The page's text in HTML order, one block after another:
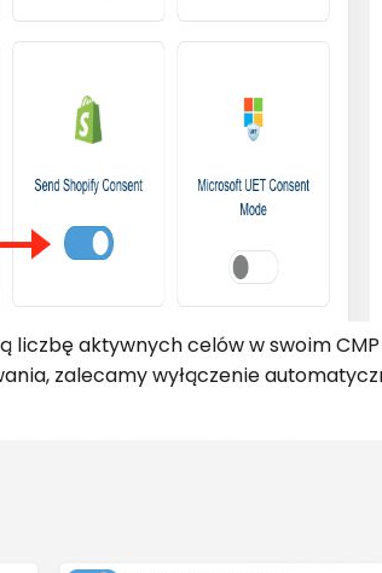
liczbę aktywnych celów w swoim CMP
zalecamy wyłączenie